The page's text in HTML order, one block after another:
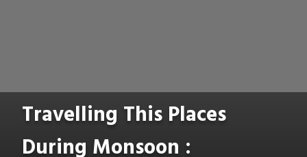
Travelling This Places
During Monsoon :